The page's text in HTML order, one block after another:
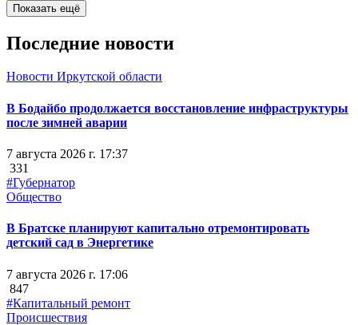
Показать ещё
Последние новости
Новости Иркутской области
В Бодайбо продолжается восстановление инфраструктуры
после зимней аварии
7 августа 2026 г. 17:37
331
#Губернатор
Общество
В Братске планируют капитально отремонтировать
детский сад в Энергетике
7 августа 2026 г. 17:06
847
#Капитальный ремонт
Происшествия